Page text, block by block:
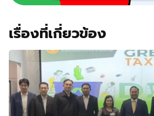
เรื่องที่เกี่ยวข้อง